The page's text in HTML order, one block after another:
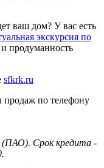
ваш дом? У вас есть
экскурсия по
продуманность
sfkrk.ru
продаж по телефону
(ПАО). Срок кредита -